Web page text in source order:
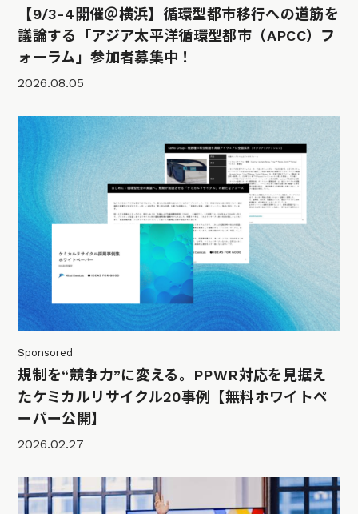
【9/3-4開催＠横浜】循環型都市移行への道筋を
議論する「アジア太平洋循環型都市（APCC）フ
ォーラム」参加者募集中！
2026.08.05
Sponsored
規制を“競争力”に変える。PPWR対応を見据え
たケミカルリサイクル20事例【無料ホワイトペ
ーパー公開】
2026.02.27